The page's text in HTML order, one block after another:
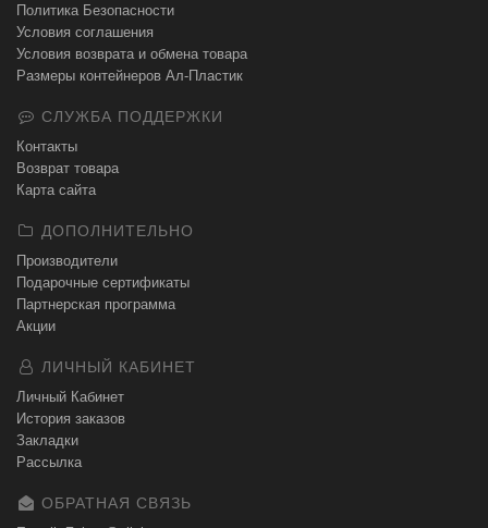
Политика Безопасности
Условия соглашения
Условия возврата и обмена товара
Размеры контейнеров Ал-Пластик
СЛУЖБА ПОДДЕРЖКИ
Контакты
Возврат товара
Карта сайта
ДОПОЛНИТЕЛЬНО
Производители
Подарочные сертификаты
Партнерская программа
Акции
ЛИЧНЫЙ КАБИНЕТ
Личный Кабинет
История заказов
Закладки
Рассылка
ОБРАТНАЯ СВЯЗЬ